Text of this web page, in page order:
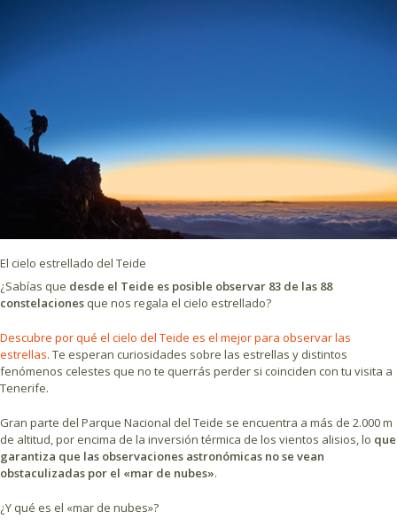
El cielo estrellado del Teide
¿Sabías que desde el Teide es posible observar 83 de las 88
constelaciones que nos regala el cielo estrellado?
Descubre por qué el cielo del Teide es el mejor para observar las
estrellas. Te esperan curiosidades sobre las estrellas y distintos
fenómenos celestes que no te querrás perder si coinciden con tu visita a
Tenerife.
Gran parte del Parque Nacional del Teide se encuentra a más de 2.000 m
de altitud, por encima de la inversión térmica de los vientos alisios, lo que
garantiza que las observaciones astronómicas no se vean
obstaculizadas por el «mar de nubes».
¿Y qué es el «mar de nubes»?